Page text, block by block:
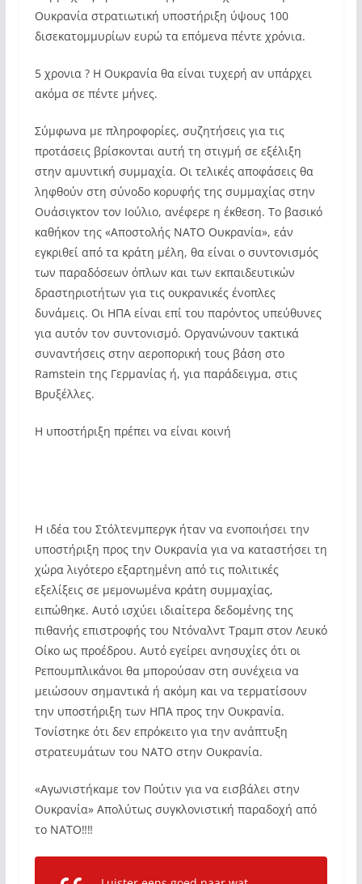
Ουκρανία στρατιωτική υποστήριξη ύψους 100
δισεκατομμυρίων ευρώ τα επόμενα πέντε χρόνια.
5 χρονια ? Η Ουκρανία θα είναι τυχερή αν υπάρχει
ακόμα σε πέντε μήνες.
Σύμφωνα με πληροφορίες, συζητήσεις για τις
προτάσεις βρίσκονται αυτή τη στιγμή σε εξέλιξη
στην αμυντική συμμαχία. Οι τελικές αποφάσεις θα
ληφθούν στη σύνοδο κορυφής της συμμαχίας στην
Ουάσιγκτον τον Ιούλιο, ανέφερε η έκθεση. Το βασικό
καθήκον της «Αποστολής ΝΑΤΟ Ουκρανία», εάν
εγκριθεί από τα κράτη μέλη, θα είναι ο συντονισμός
των παραδόσεων όπλων και των εκπαιδευτικών
δραστηριοτήτων για τις ουκρανικές ένοπλες
δυνάμεις. Οι ΗΠΑ είναι επί του παρόντος υπεύθυνες
για αυτόν τον συντονισμό. Οργανώνουν τακτικά
συναντήσεις στην αεροπορική τους βάση στο
Ramstein της Γερμανίας ή, για παράδειγμα, στις
Βρυξέλλες.
Η υποστήριξη πρέπει να είναι κοινή
Η ιδέα του Στόλτενμπεργκ ήταν να ενοποιήσει την
υποστήριξη προς την Ουκρανία για να καταστήσει τη
χώρα λιγότερο εξαρτημένη από τις πολιτικές
εξελίξεις σε μεμονωμένα κράτη συμμαχίας,
ειπώθηκε. Αυτό ισχύει ιδιαίτερα δεδομένης της
πιθανής επιστροφής του Ντόναλντ Τραμπ στον Λευκό
Οίκο ως προέδρου. Αυτό εγείρει ανησυχίες ότι οι
Ρεπουμπλικάνοι θα μπορούσαν στη συνέχεια να
μειώσουν σημαντικά ή ακόμη και να τερματίσουν
την υποστήριξη των ΗΠΑ προς την Ουκρανία.
Τονίστηκε ότι δεν επρόκειτο για την ανάπτυξη
στρατευμάτων του ΝΑΤΟ στην Ουκρανία.
«Αγωνιστήκαμε τον Πούτιν για να εισβάλει στην
Ουκρανία» Απολύτως συγκλονιστική παραδοχή από
το ΝΑΤΟ‼️‼️